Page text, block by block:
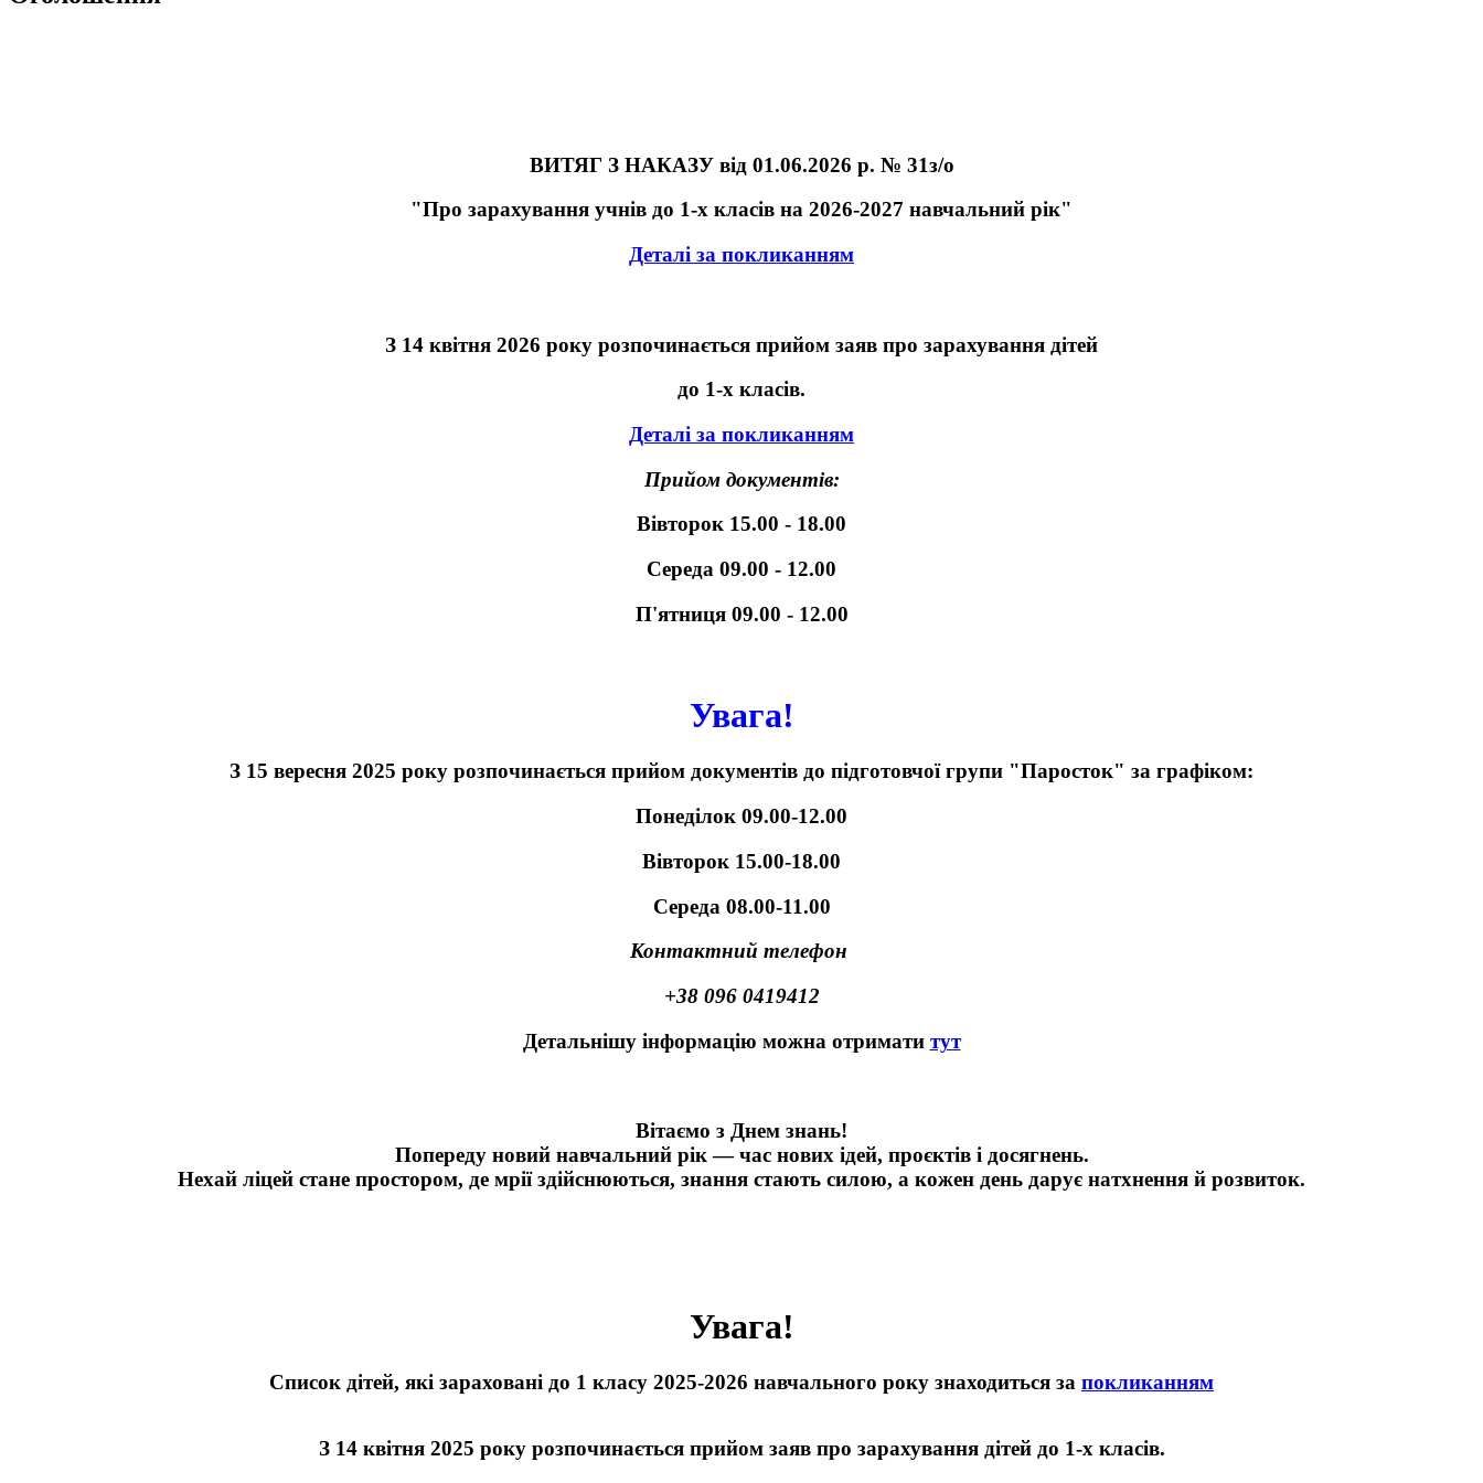
ВИТЯГ З НАКАЗУ від 01.06.2026 р. № 31з/о
"Про зарахування учнів до 1-х класів на 2026-2027 навчальний рік"
Деталі за покликанням
З 14 квітня 2026 року розпочинається прийом заяв про зарахування дітей
до 1-х класів.
Деталі за покликанням
Прийом документів:
Вівторок 15.00 - 18.00
Середа 09.00 - 12.00
П'ятниця 09.00 - 12.00
Увага!
З 15 вересня 2025 року розпочинається прийом документів до підготовчої групи "Паросток" за графіком:
Понеділок 09.00-12.00
Вівторок 15.00-18.00
Середа 08.00-11.00
Контактний телефон
+38 096 0419412
Детальнішу інформацію можна отримати тут
Вітаємо з Днем знань!
Попереду новий навчальний рік — час нових ідей, проєктів і досягнень.
Нехай ліцей стане простором, де мрії здійснюються, знання стають силою, а кожен день дарує натхнення й розвиток.
Увага!
Список дітей, які зараховані до 1 класу 2025-2026 навчального року знаходиться за покликанням
З 14 квітня 2025 року розпочинається прийом заяв про зарахування дітей до 1-х класів.